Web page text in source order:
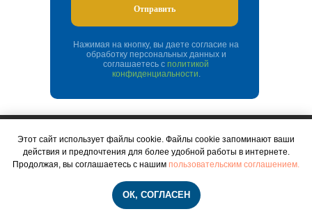
Нажимая на кнопку, вы даете согласие на
обработку персональных данных и
соглашаетесь c политикой
конфиденциальности.
Отправить
Реквизиты
Этот сайт использует файлы cookie. Файлы cookie запоминают ваши
действия и предпочтения для более удобной работы в интернете.
Продолжая, вы соглашаетесь с нашим пользовательским соглашением.
ОК, СОГЛАСЕН